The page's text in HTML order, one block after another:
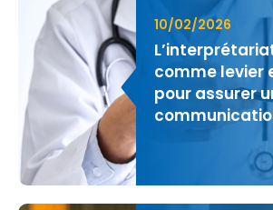
10/02/2026
comme levier
pour assurer